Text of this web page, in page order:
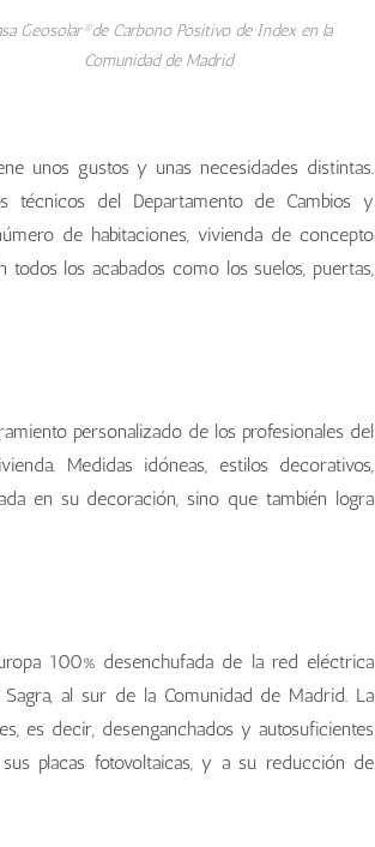
Geosolar®de Carbono Positivo de Index en la
Comunidad de Madrid
unos gustos y unas necesidades distintas.
técnicos del Departamento de Cambios y
de habitaciones, vivienda de concepto
los acabados como los suelos, puertas,
personalizado de los profesionales del
Medidas idóneas, estilos decorativos,
en su decoración, sino que también logra
100% desenchufada de la red eléctrica
al sur de la Comunidad de Madrid. La
es decir, desenganchados y autosuficientes
placas fotovoltaicas, y a su reducción de